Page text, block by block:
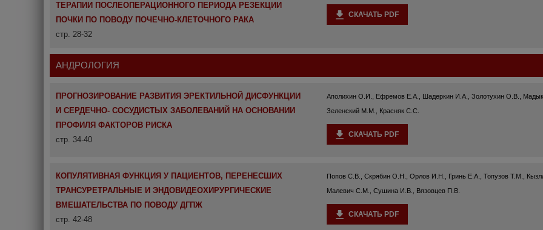
ТЕРАПИИ ПОСЛЕОПЕРАЦИОННОГО ПЕРИОДА РЕЗЕКЦИИ
ПОЧКИ ПО ПОВОДУ ПОЧЕЧНО-КЛЕТОЧНОГО РАКА
стр. 28-32
СКАЧАТЬ PDF
АНДРОЛОГИЯ
ПРОГНОЗИРОВАНИЕ РАЗВИТИЯ ЭРЕКТИЛЬНОЙ ДИСФУНКЦИИ
И СЕРДЕЧНО- СОСУДИСТЫХ ЗАБОЛЕВАНИЙ НА ОСНОВАНИИ
ПРОФИЛЯ ФАКТОРОВ РИСКА
стр. 34-40
Аполихин О.И., Ефремов Е.А., Шадеркин И.А., Золотухин О.В.,
Зеленский М.М., Красняк С.С.
СКАЧАТЬ PDF
КОПУЛЯТИВНАЯ ФУНКЦИЯ У ПАЦИЕНТОВ, ПЕРЕНЕСШИХ
ТРАНСУРЕТРАЛЬНЫЕ И ЭНДОВИДЕОХИРУРГИЧЕСКИЕ
ВМЕШАТЕЛЬСТВА ПО ПОВОДУ ДГПЖ
стр. 42-48
Попов С.В., Скрябин О.Н., Орлов И.Н., Гринь Е.А., Топузов Т.М.,
Малевич С.М., Сушина И.В., Вязовцев П.В.
СКАЧАТЬ PDF